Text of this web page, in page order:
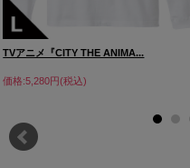
TVアニメ『CITY THE ANIMA...
価格:5,280円(税込)